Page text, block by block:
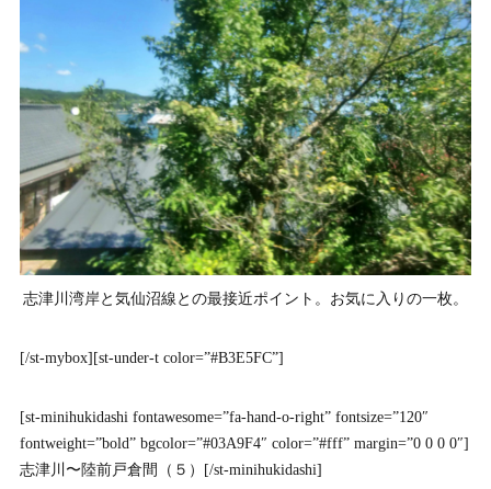
志津川湾岸と気仙沼線との最接近ポイント。お気に入りの一枚。
[/st-mybox][st-under-t color=”#B3E5FC”]
[st-minihukidashi fontawesome=”fa-hand-o-right” fontsize=”120″
fontweight=”bold” bgcolor=”#03A9F4″ color=”#fff” margin=”0 0 0 0″]
志津川〜陸前戸倉間（５）[/st-minihukidashi]